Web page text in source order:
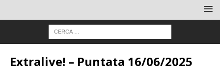
Extralive! – Puntata 16/06/2025